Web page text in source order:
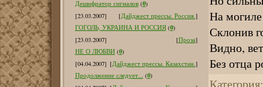
Дешифратор сигналов (0)
[23.03.2007]
[Дайджест прессы. Россия.]
ГОГОЛЬ, УКРАИНА И РОССИЯ (0)
[23.03.2007]
[Проза]
НЕ О ЛЮБВИ (0)
[04.04.2007] [Дайджест прессы. Казахстан.]
Продолжение следует... (0)
На
Склонив
Видно,
Без отца
Категория: